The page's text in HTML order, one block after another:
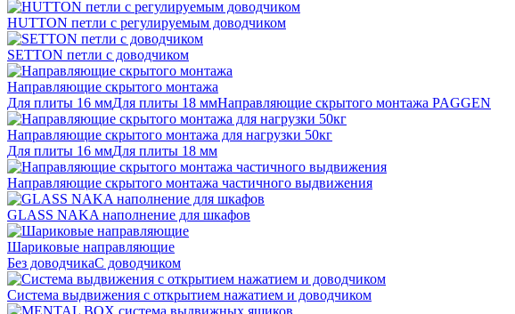
HUTTON петли с регулируемым доводчиком
SETTON петли с доводчиком
Направляющие скрытого монтажа
Для плиты 16 ммДля плиты 18 ммНаправляющие скрытого монтажа PAGGEN
Направляющие скрытого монтажа для нагрузки 50кг
Для плиты 16 ммДля плиты 18 мм
Направляющие скрытого монтажа частичного выдвижения
GLASS NAKA наполнение для шкафов
Шариковые направляющие
Без доводчикаС доводчиком
Система выдвижения с открытием нажатием и доводчиком